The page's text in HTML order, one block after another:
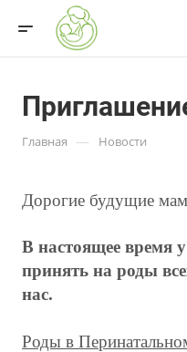
Главная — Новости
Дорогие будущие
В настоящее время
принять на роды
нас.
Роды в